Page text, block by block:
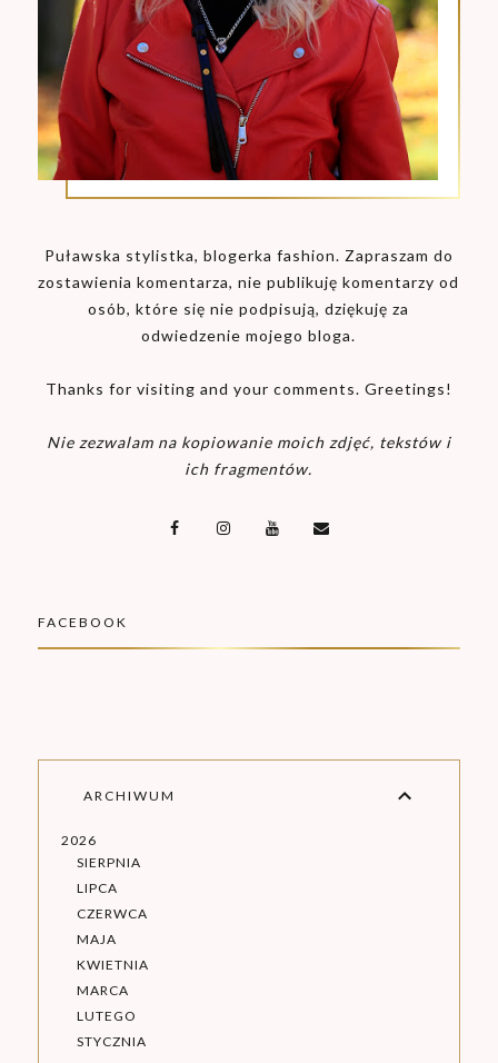
Puławska stylistka, blogerka fashion. Zapraszam do
zostawienia komentarza, nie publikuję komentarzy od
osób, które się nie podpisują, dziękuję za
odwiedzenie mojego bloga.
Thanks for visiting and your comments. Greetings!
Nie zezwalam na kopiowanie moich zdjęć, tekstów i
ich fragmentów.
FACEBOOK
ARCHIWUM
2026
SIERPNIA
LIPCA
CZERWCA
MAJA
KWIETNIA
MARCA
LUTEGO
STYCZNIA